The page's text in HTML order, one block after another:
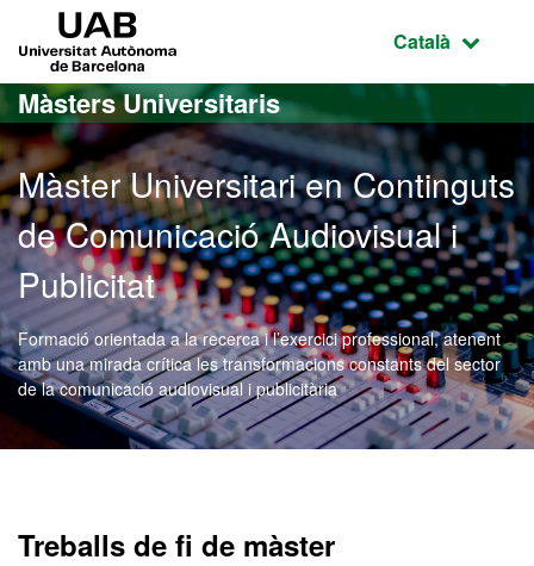
Ves al contingut principal
Ves a la navegació de la pàgina
Idioma
Català
Màsters Universitaris
Màster Universitari en Continguts
de Comunicació Audiovisual i
Publicitat
Formació orientada a la recerca i l’exercici professional, atenent
amb una mirada crítica les transformacions constants del sector
de la comunicació audiovisual i publicitària
Treballs de fi de màster